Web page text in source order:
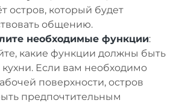
остров, который будет
общению.
необходимые функции:
какие функции должны быть
Если вам необходимо
поверхности, остров
предпочтительным